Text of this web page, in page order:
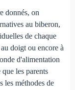
donnés, on
au biberon,
de chaque
doigt ou encore à
d'alimentation
les parents
les méthodes de